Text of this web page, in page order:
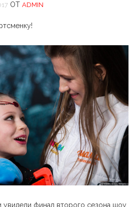
ОТ ADMIN
увидели финал второго сезона шоу